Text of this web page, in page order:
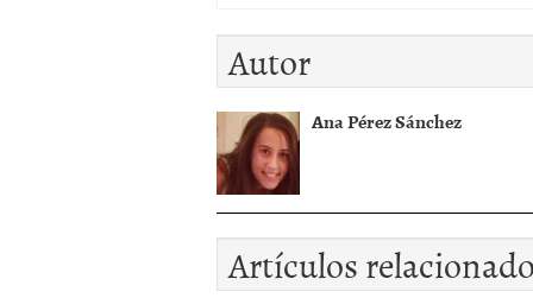
Autor
Ana Pérez Sánchez
Artículos